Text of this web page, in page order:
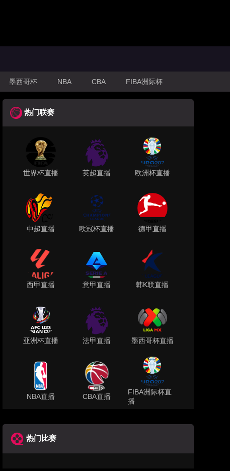
墨西哥杯 NBA CBA FIBA洲际杯
热门联赛
世界杯直播 英超直播 欧洲杯直播
中超直播 欧冠杯直播 德甲直播
西甲直播 意甲直播 韩K联直播
亚洲杯直播 法甲直播 墨西哥杯直播
NBA直播 CBA直播
FIBA洲际杯直
播
热门比赛